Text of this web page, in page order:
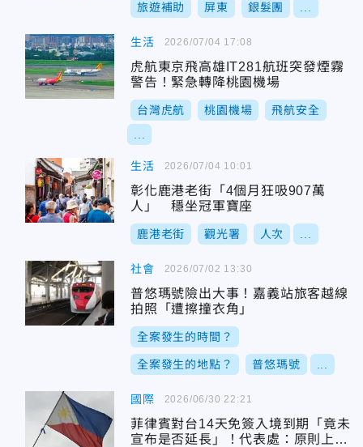
旅遊補助 屏東 銀髮團
生活
虎航東京飛高雄IT281航班突發煙霧
警告！緊急轉降桃園機場
台灣虎航 桃園機場 飛航安全
2026/07/04 17:08
生活
彰化鹿港老街「4個月狂吸907萬
人」 穩坐冠軍寶座
鹿港老街 觀光署 人次
2026/07/04 10:01
社會
普悠瑪號險出大事！嘉義站旅客越線
拍照「遭擦撞衣角」
全案發生的時間？
全案發生的地點？ 普悠瑪號
2026/07/02 13:30
國際
菲律賓對台14天免簽入境到期「竟未
宣布是否延長」！代表處：原則上無
2026/06/30 22:21